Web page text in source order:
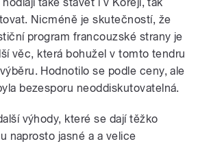
Nicméně je skutečností, že
program francouzské strany je
věc, která bohužel v tomto tendru
Hodnotilo se podle ceny, ale
bezesporu neoddiskutovatelná.
výhody, které se dají těžko
naprosto jasné a a velice